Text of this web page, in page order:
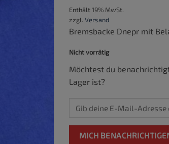
Enthält 19% MwSt.
zzgl. Versand
Bremsbacke Dnepr mit
Nicht vorrätig
Möchtest du
Lager ist?
MICH